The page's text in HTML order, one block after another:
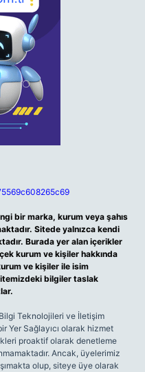
bir marka, kurum veya şahıs
Sitede yalnızca kendi
Burada yer alan içerikler
kurum ve kişiler hakkında
ve kişiler ile isim
bilgiler taslak
Teknolojileri ve İletişim
Yer Sağlayıcı olarak hizmet
proaktif olarak denetleme
Ancak, üyelerimiz
olup, siteye üye olarak